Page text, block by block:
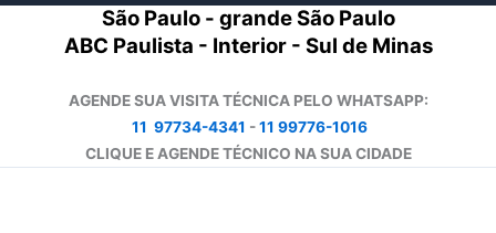
São Paulo - grande São Paulo
ABC Paulista - Interior - Sul de Minas
AGENDE SUA VISITA TÉCNICA PELO WHATSAPP:
11 97734-4341 -11 99776-1016
CLIQUE E AGENDE TÉCNICO NA SUA CIDADE